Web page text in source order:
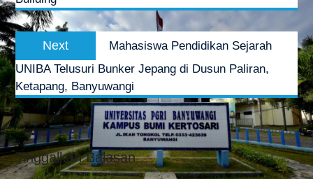
Next
post:
Mahasiswa Pendidikan Sejarah
UNIBA Telusuri Bunker Jepang di Dusun Paliran,
Ketapang, Banyuwangi
Tinggalkan Balasan